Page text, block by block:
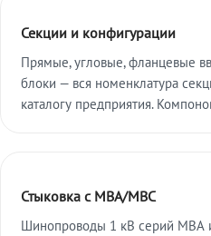
Секции и конфигурации
Прямые, угловые, фланцевые
блоки — вся номенклатура
каталогу предприятия.
Стыковка с МВА/МВС
Шинопроводы 1 кВ серий МВА